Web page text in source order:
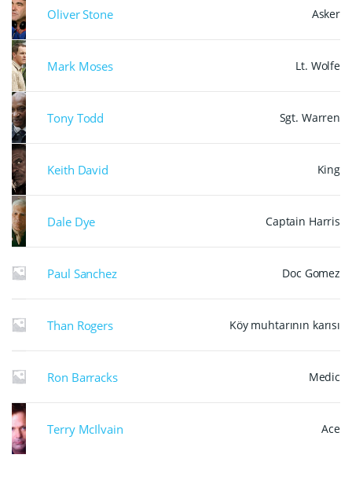
Oliver Stone Asker
Mark Moses Lt. Wolfe
Tony Todd Sgt. Warren
Keith David King
Dale Dye Captain Harris
Paul Sanchez Doc Gomez
Than Rogers Köy muhtarının karısı
Ron Barracks Medic
Terry McIlvain Ace